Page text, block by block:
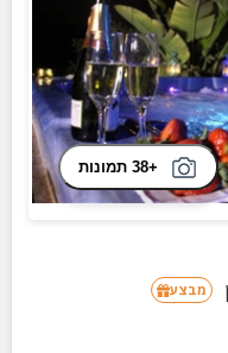
+38 תמונות
מבצע